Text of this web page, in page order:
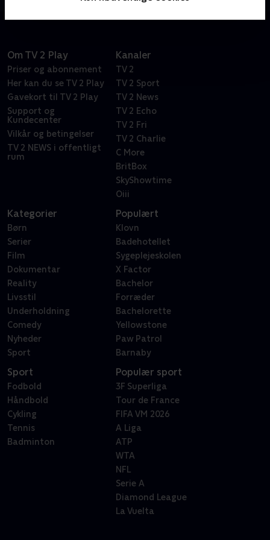
ændrede deres liv.
Om TV 2 Play
Priser og abonnement
Her kan du se TV 2 Play
Gavekort til TV 2 Play
Support og
Kundecenter
Vilkår og betingelser
TV 2 NEWS i offentligt
rum
Kanaler
TV 2
TV 2 Sport
TV 2 News
TV 2 Echo
TV 2 Fri
TV 2 Charlie
C More
BritBox
SkyShowtime
Oiii
Kategorier
Børn
Serier
Film
Dokumentar
Reality
Livsstil
Underholdning
Comedy
Nyheder
Sport
Populært
Klovn
Badehotellet
Sygeplejeskolen
X Factor
Bachelor
Forræder
Bachelorette
Yellowstone
Paw Patrol
Barnaby
Sport
Fodbold
Håndbold
Cykling
Tennis
Badminton
Populær sport
3F Superliga
Tour de France
FIFA VM 2026
A Liga
ATP
WTA
NFL
Serie A
Diamond League
La Vuelta